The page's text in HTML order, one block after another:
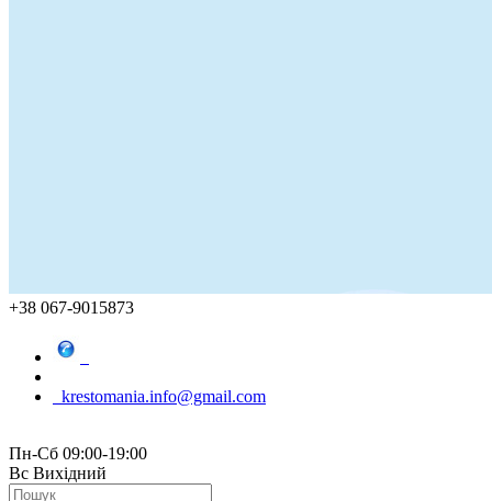
+38 067-9015873
krestomania.info@gmail.com
Пн-Сб 09:00-19:00
Вс Вихідний